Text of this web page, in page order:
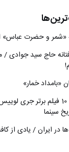
فتانه حاج سید جوادی
«بامداد خمار»
آشنایی با 10 فیلم برتر
سینما
در ایران / یادی از